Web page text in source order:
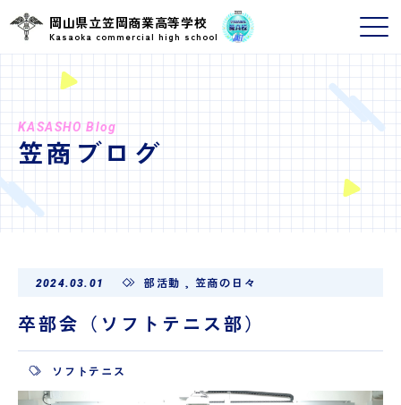
岡山県立笠岡商業高等学校
Kasaoka commercial high school
KASASHO Blog
笠商ブログ
2024.03.01 部活動 , 笠商の日々
卒部会（ソフトテニス部）
ソフトテニス